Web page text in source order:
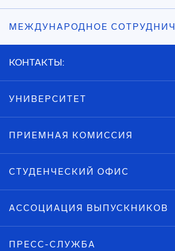
МЕЖДУНАРОДНОЕ
КОНТАКТЫ:
УНИВЕРСИТЕТ
ПРИЕМНАЯ КОМИССИЯ
СТУДЕНЧЕСКИЙ ОФИС
АССОЦИАЦИЯ ВЫПУСКНИКОВ
ПРЕСС-СЛУЖБА